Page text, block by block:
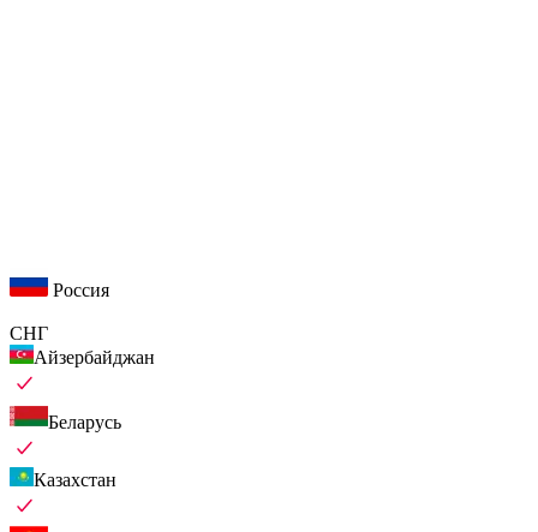
Россия
СНГ
Айзербайджан
Беларусь
Казахстан